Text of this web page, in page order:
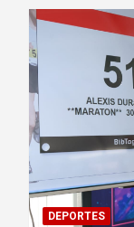
DEPORTES